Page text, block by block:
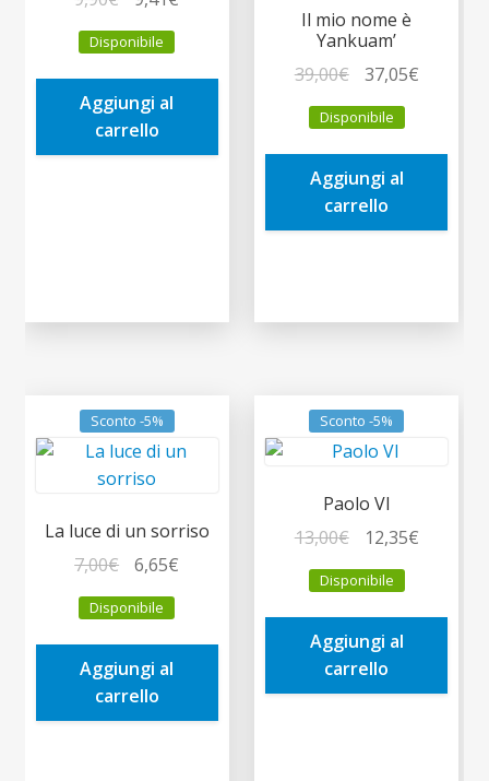
prezzo
originale
era:
9,90€.
è:
Disponibile
Aggiungi al
carrello
Il mio nome è
Yankuam’
39,00€
prezzo
originale
era:
39,00€.
37,05€Il
è:
Disponibile
Aggiungi al
carrello
Sconto -5%
La luce di un sorriso
7,00€
prezzo
originale
era:
7,00€.
6,65€
è:
Disponibile
Aggiungi al
carrello
Sconto -5%
Paolo VI
13,00€
prezzo
originale
era:
13,00€.
12,35€Il
è:
Disponibile
Aggiungi al
carrello